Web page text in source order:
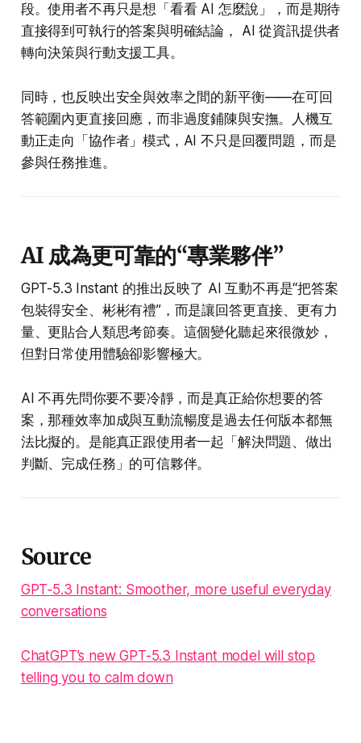
段。使用者不再只是想「看看 AI 怎麼說」，而是期待
直接得到可執行的答案與明確結論， AI 從資訊提供者
轉向決策與行動支援工具。
同時，也反映出安全與效率之間的新平衡——在可回
答範圍內更直接回應，而非過度鋪陳與安撫。人機互
動正走向「協作者」模式，AI 不只是回覆問題，而是
參與任務推進。
AI 成為更可靠的“專業夥伴”
GPT-5.3 Instant 的推出反映了 AI 互動不再是“把答案
包裝得安全、彬彬有禮”，而是讓回答更直接、更有力
量、更貼合人類思考節奏。這個變化聽起來很微妙，
但對日常使用體驗卻影響極大。
AI 不再先問你要不要冷靜，而是真正給你想要的答
案，那種效率加成與互動流暢度是過去任何版本都無
法比擬的。是能真正跟使用者一起「解決問題、做出
判斷、完成任務」的可信夥伴。
Source
GPT‑5.3 Instant: Smoother, more useful everyday
conversations
ChatGPT’s new GPT-5.3 Instant model will stop
telling you to calm down